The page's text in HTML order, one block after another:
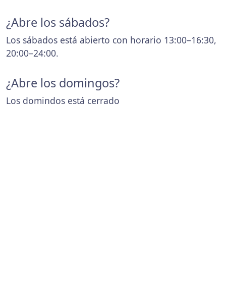
¿Abre los sábados?
Los sábados está abierto con horario 13:00–16:30,
20:00–24:00.
¿Abre los domingos?
Los domindos está cerrado